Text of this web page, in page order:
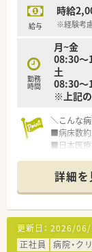
■内服/外
す。
■薬を安
ます。
■現在は2
補充の募
■残業は
社したい
＼こんな
■病床数
■大正11
■住宅手
制)
■職場環境
■伊万里
車場も広い
給与
時給
※経験考
勤務
時間
月~金
08:30～
土
08:30～
※上記
＼こんな
■病床数約
■日本医療
す。
＼薬剤部
■薬剤師2
集になり
■また、病
■残業は少
詳細を
更新日： 2026/06/
正社員
病院・ク